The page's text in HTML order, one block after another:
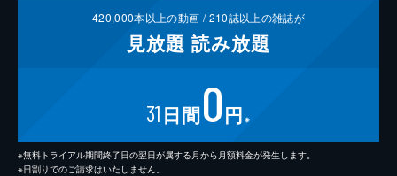
420,000本以上の動画 /210誌以上の雑誌が
見放題 読み放題
31 日間0円 ※
※無料トライアル期間終了日の翌日が属する月から月額料金が発生します。
※日割りでのご請求はいたしません。